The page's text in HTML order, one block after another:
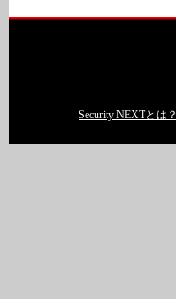
Security NEXTとは？